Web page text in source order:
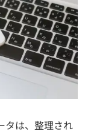
タは、整理され